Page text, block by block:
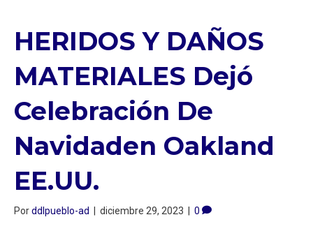
HERIDOS Y DAÑOS
MATERIALES Dejó
Celebración De
Navidaden Oakland
EE.UU.
Porddlpueblo-ad | diciembre 29, 2023 | 0